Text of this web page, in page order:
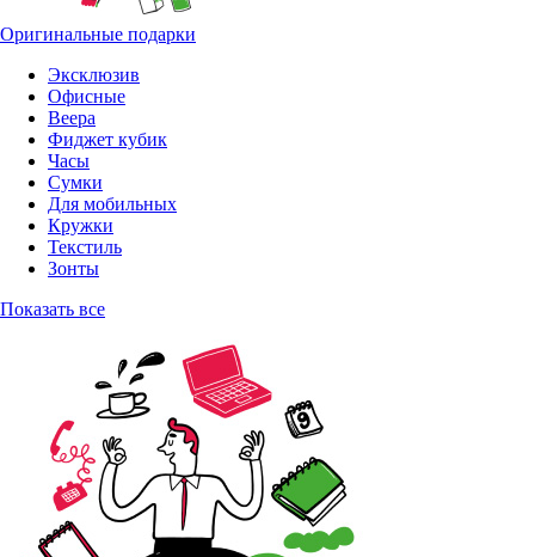
Оригинальные подарки
Эксклюзив
Офисные
Веера
Фиджет кубик
Часы
Сумки
Для мобильных
Кружки
Текстиль
Зонты
Показать все